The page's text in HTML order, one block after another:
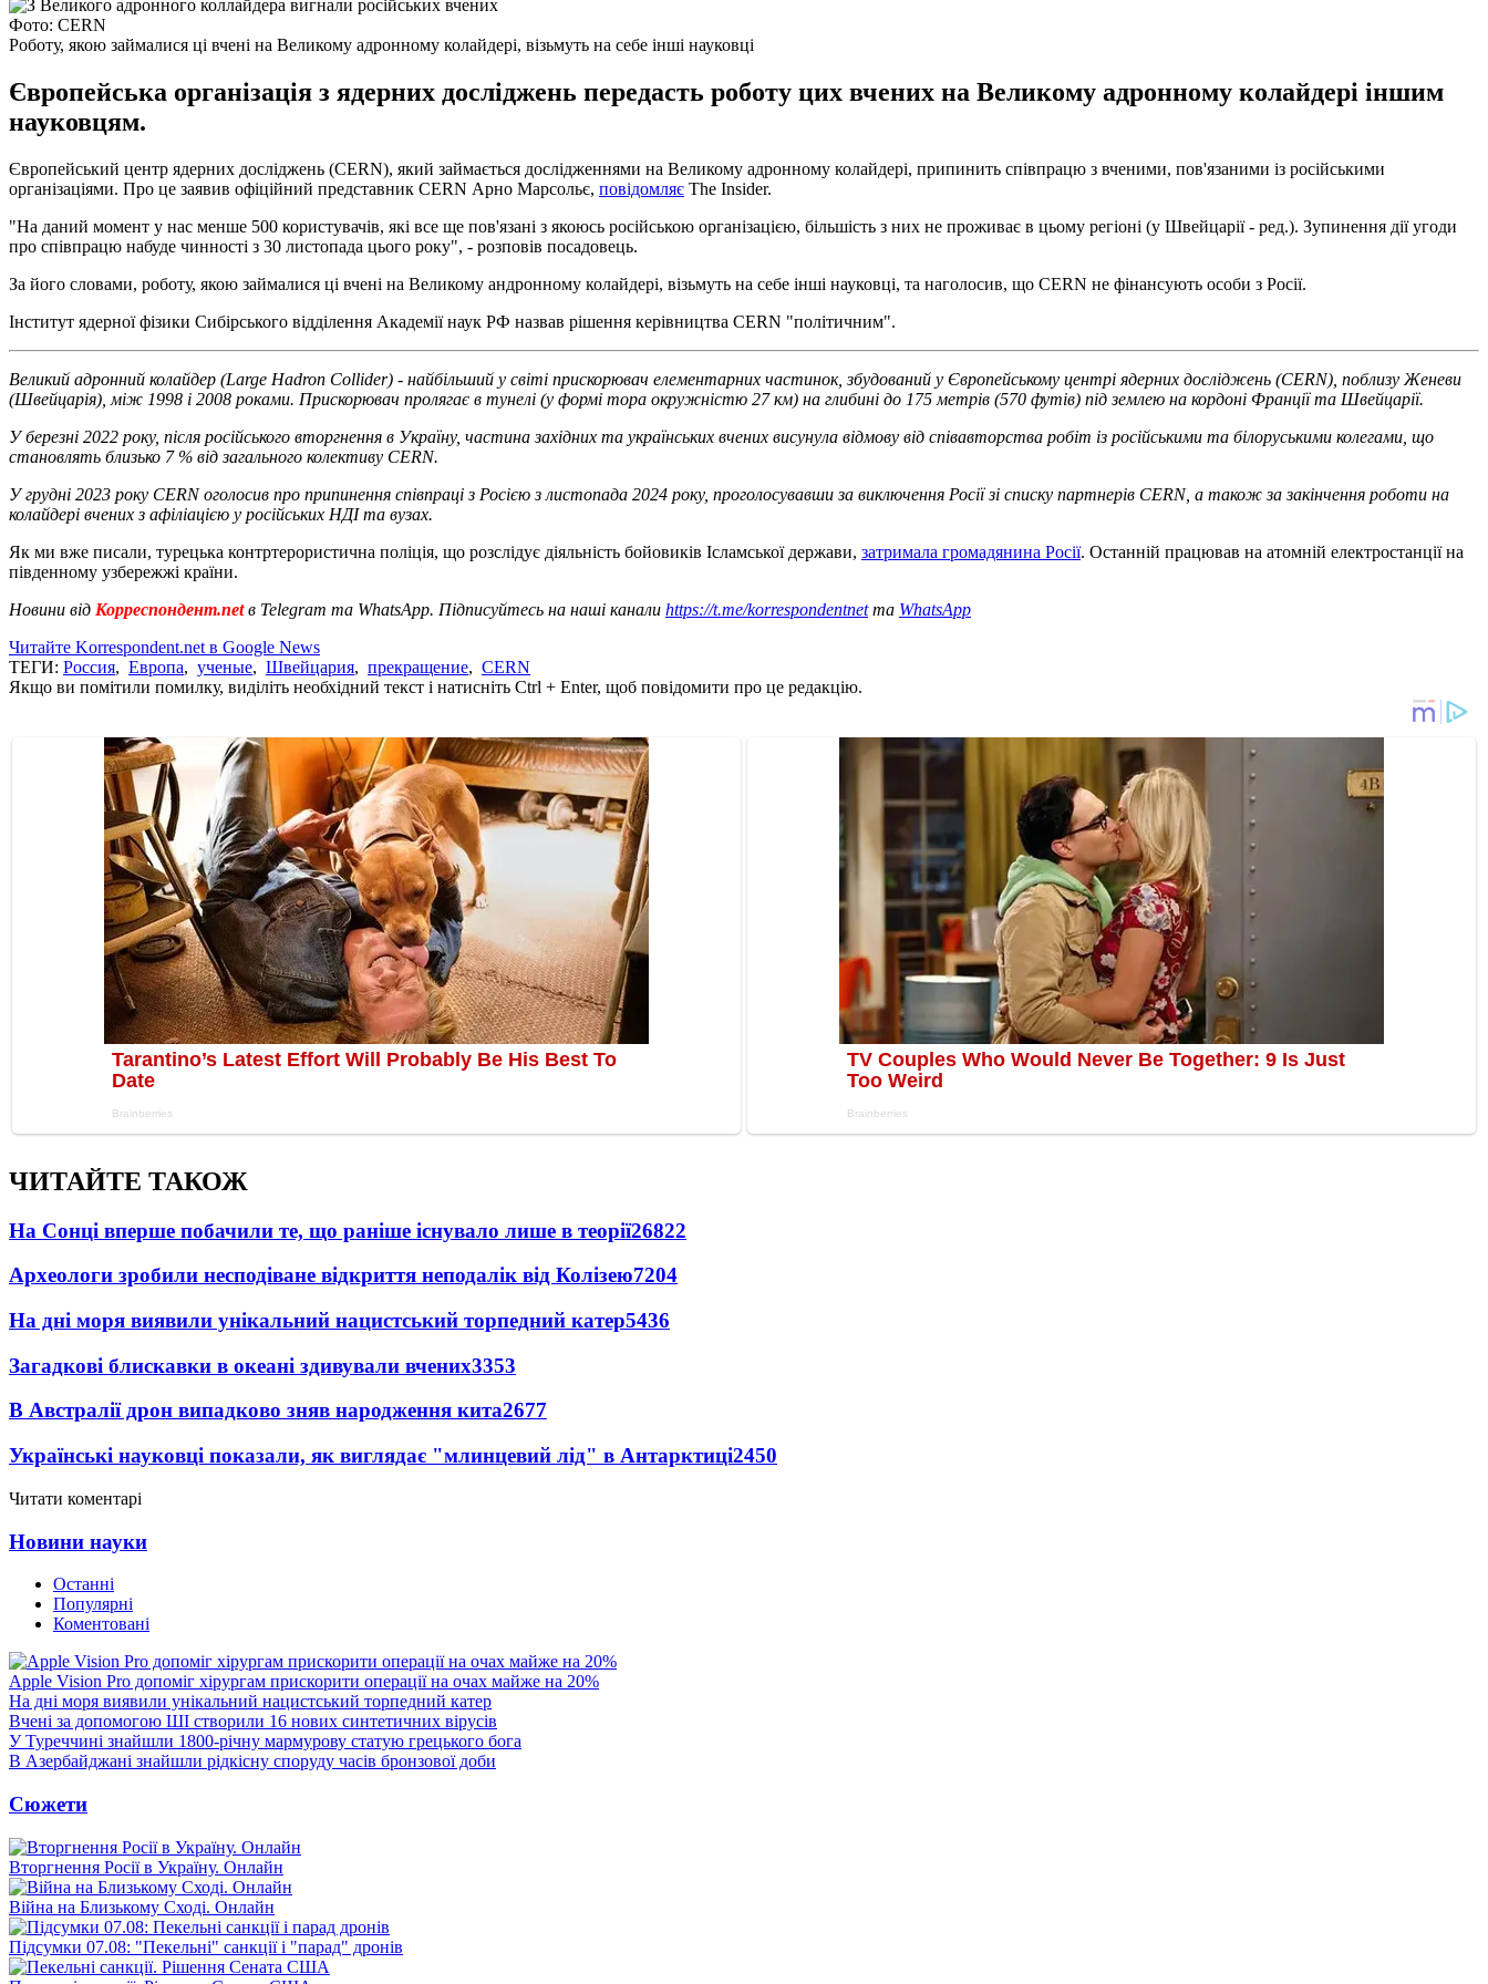
Фото: CERN
Роботу, якою займалися ці вчені на Великому адронному колайдері, візьмуть на себе інші науковці
Європейська організація з ядерних досліджень передасть роботу цих вчених на Великому адронному колайдері іншим
науковцям.
Європейський центр ядерних досліджень (CERN), який займається дослідженнями на Великому адронному колайдері, припинить співпрацю з вченими, пов'язаними із російськими
організаціями. Про це заявив офіційний представник CERN Арно Марсольє, повідомляє The Insider.
"На даний момент у нас менше 500 користувачів, які все ще пов'язані з якоюсь російською організацією, більшість з них не проживає в цьому регіоні (у Швейцарії - ред.). Зупинення дії угоди
про співпрацю набуде чинності з 30 листопада цього року", - розповів посадовець.
За його словами, роботу, якою займалися ці вчені на Великому андронному колайдері, візьмуть на себе інші науковці, та наголосив, що CERN не фінансують особи з Росії.
Інститут ядерної фізики Сибірського відділення Академії наук РФ назвав рішення керівництва CERN "політичним".
Великий адронний колайдер (Large Hadron Collider) - найбільший у світі прискорювач елементарних частинок, збудований у Європейському центрі ядерних досліджень (CERN), поблизу Женеви
(Швейцарія), між 1998 і 2008 роками. Прискорювач пролягає в тунелі (у формі тора окружністю 27 км) на глибині до 175 метрів (570 футів) під землею на кордоні Франції та Швейцарії.
У березні 2022 року, після російського вторгнення в Україну, частина західних та українських вчених висунула відмову від співавторства робіт із російськими та білоруськими колегами, що
становлять близько 7 % від загального колективу CERN.
У грудні 2023 року CERN оголосив про припинення співпраці з Росією з листопада 2024 року, проголосувавши за виключення Росії зі списку партнерів CERN, а також за закінчення роботи на
колайдері вчених з афіліацією у російських НДІ та вузах.
Як ми вже писали, турецька контртерористична поліція, що розслідує діяльність бойовиків Ісламської держави, затримала громадянина Росії. Останній працював на атомній електростанції на
південному узбережжі країни.
Новини від Корреспондент.netв Telegram та WhatsApp. Підписуйтесь на наші канали https://t.me/korrespondentnetта WhatsApp
Читайте Korrespondent.net в Google News
ТЕГИ: Россия, Европа, ученые, Швейцария, прекращение, CERN
Якщо ви помітили помилку, виділіть необхідний текст і натисніть Ctrl + Enter, щоб повідомити про це редакцію.
ЧИТАЙТЕ ТАКОЖ
На Сонці вперше побачили те, що раніше існувало лише в теорії26822
Археологи зробили несподіване відкриття неподалік від Колізею7204
На дні моря виявили унікальний нацистський торпедний катер5436
Загадкові блискавки в океані здивували вчених3353
В Австралії дрон випадково зняв народження кита2677
Українські науковці показали, як виглядає "млинцевий лід" в Антарктиці2450
Читати коментарі
Новини науки
Останні
Популярні
Коментовані
Apple Vision Pro допоміг хірургам прискорити операції на очах майже на 20%
На дні моря виявили унікальний нацистський торпедний катер
Вчені за допомогою ШІ створили 16 нових синтетичних вірусів
У Туреччині знайшли 1800-річну мармурову статую грецького бога
В Азербайджані знайшли рідкісну споруду часів бронзової доби
Сюжети
Вторгнення Росії в Україну. Онлайн
Війна на Близькому Сході. Онлайн
Підсумки 07.08: "Пекельні" санкції і "парад" дронів